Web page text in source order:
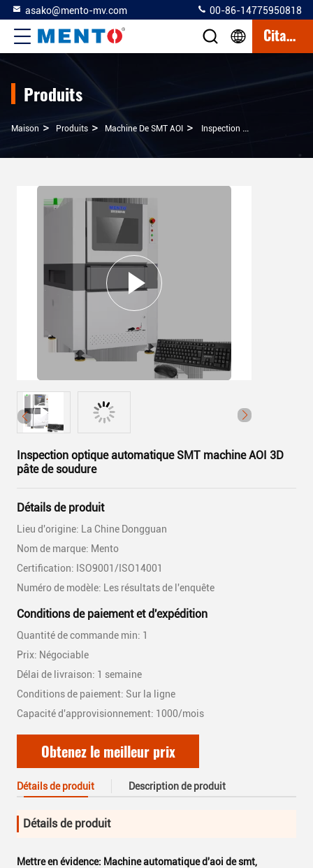
asako@mento-mv.com 00-86-14775950818
Citation
Produits
Maison > Produits > Machine De SMT AOI > Inspection Optique Automatique SMT Machine AOI 3D Pâte De Soudure
Inspection optique automatique SMT machine AOI 3D
pâte de soudure
Détails de produit
Lieu d'origine: La Chine Dongguan
Nom de marque: Mento
Certification: ISO9001/ISO14001
Numéro de modèle: Les résultats de l'enquête
Conditions de paiement et d'expédition
Quantité de commande min: 1
Prix: Négociable
Délai de livraison: 1 semaine
Conditions de paiement: Sur la ligne
Capacité d'approvisionnement: 1000/mois
Obtenez le meilleur prix
Détails de produit Description de produit
Détails de produit
Mettre en évidence: Machine automatique d'aoi de smt,